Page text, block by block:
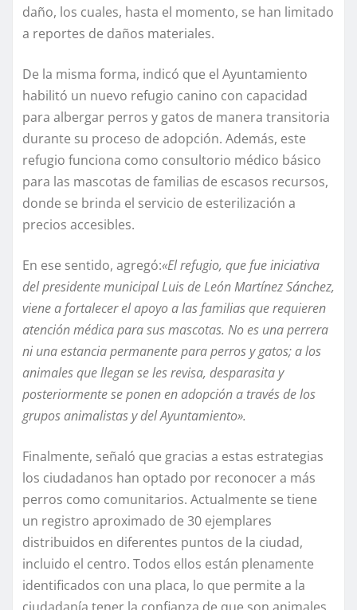
daño, los cuales, hasta el momento, se han limitado
a reportes de daños materiales.
De la misma forma, indicó que el Ayuntamiento
habilitó un nuevo refugio canino con capacidad
para albergar perros y gatos de manera transitoria
durante su proceso de adopción. Además, este
refugio funciona como consultorio médico básico
para las mascotas de familias de escasos recursos,
donde se brinda el servicio de esterilización a
precios accesibles.
En ese sentido, agregó:«El refugio, que fue iniciativa
del presidente municipal Luis de León Martínez Sánchez,
viene a fortalecer el apoyo a las familias que requieren
atención médica para sus mascotas. No es una perrera
ni una estancia permanente para perros y gatos; a los
animales que llegan se les revisa, desparasita y
posteriormente se ponen en adopción a través de los
grupos animalistas y del Ayuntamiento».
Finalmente, señaló que gracias a estas estrategias
los ciudadanos han optado por reconocer a más
perros como comunitarios. Actualmente se tiene
un registro aproximado de 30 ejemplares
distribuidos en diferentes puntos de la ciudad,
incluido el centro. Todos ellos están plenamente
identificados con una placa, lo que permite a la